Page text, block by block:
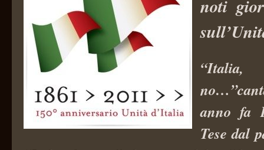
noti
anno fa
Tese dal